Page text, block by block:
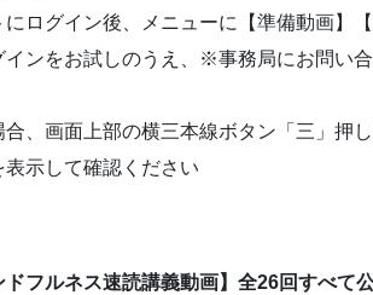
にログイン後、メニューに【準備動画】
インをお試しのうえ、※事務局にお問い
合、画面上部の横三本線ボタン「三」押
表示して確認ください
フルネス速読講義動画】全26回すべて